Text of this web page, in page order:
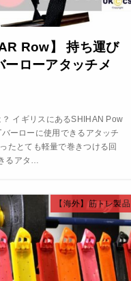
Row】 持ち運び
ーローアタッチメ
イギリスにあるSHIHAN Pow
ーローに使用できるアタッチ
たとても軽量で巻きつける回
るアタ…
【海外】筋トレ製品